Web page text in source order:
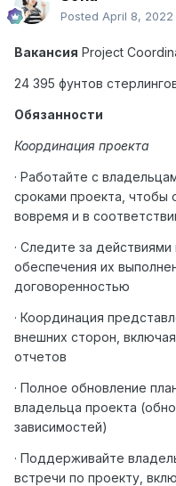
Posted April 8, 2022
Вакансия Project
24 395 фунтов
Обязанности
Координация проекта
· Работайте с
сроками проекта, чтобы
вовремя и в
· Следите за
обеспечения их
договоренностью
· Координация
внешних сторон,
отчетов
· Полное обновление
владельца проекта
зависимостей)
· Поддерживайте
встречи по проекту,